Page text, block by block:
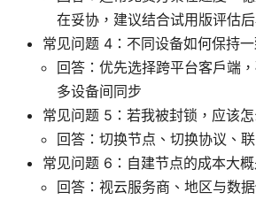
在妥协，建议结合试用版评估
常见问题 4：不同设备如何保持一
回答：优先选择跨平台客户端
多设备间同步
常见问题 5：若我被封锁，应该怎
回答：切换节点、切换协议、
常见问题 6：自建节点的成本大概
回答：视云服务商、地区与数